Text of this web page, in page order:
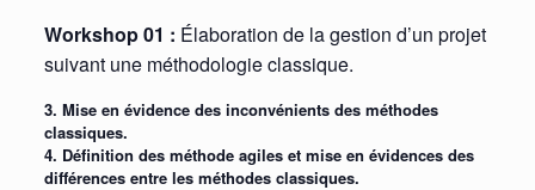
Workshop 01 : Élaboration de la gestion d’un projet
suivant une méthodologie classique.
3. Mise en évidence des inconvénients des méthodes
classiques.
4. Définition des méthode agiles et mise en évidences des
différences entre les méthodes classiques.